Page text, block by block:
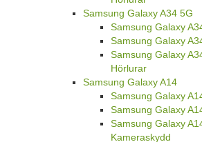
Samsung Galaxy A34 5G
Samsung Galaxy
Samsung Galaxy
Samsung Galaxy
Hörlurar
Samsung Galaxy A14
Samsung Galaxy
Samsung Galaxy
Samsung Galaxy
Kameraskydd